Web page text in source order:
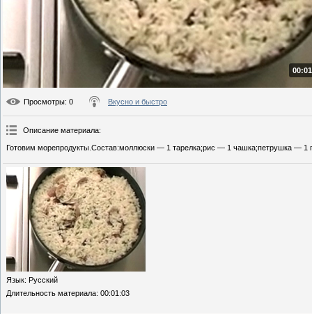
Просмотры: 0 Вкусно и быстро
Описание материала:
Готовим морепродукты.Состав:моллюски — 1 тарелка;рис — 1 чашка;петрушка — 1
Язык: Русский
Длительность материала: 00:01:03